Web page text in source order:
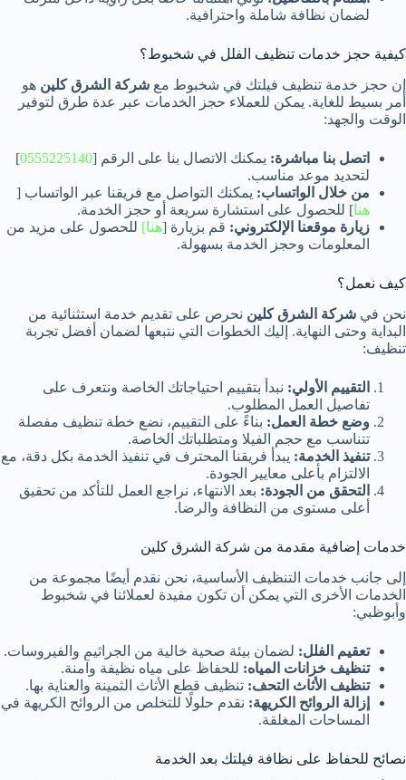
لضمان نظافة شاملة واحترافية.
كيفية حجز خدمات تنظيف الفلل في شخبوط؟
إن حجز خدمة تنظيف فيلتك في شخبوط مع شركة الشرق كلين هو
أمر بسيط للغاية. يمكن للعملاء حجز الخدمات عبر عدة طرق لتوفير
الوقت والجهد:
اتصل بنا مباشرة: يمكنك الاتصال بنا على الرقم [0555225140
]
لتحديد موعد مناسب.
من خلال الواتساب: يمكنك التواصل مع فريقنا عبر الواتساب [
هنا] للحصول على استشارة سريعة أو حجز الخدمة.
زيارة موقعنا الإلكتروني: قم بزيارة [هنا] للحصول على مزيد من
المعلومات وحجز الخدمة بسهولة.
كيف نعمل؟
نحن في شركة الشرق كلين نحرص على تقديم خدمة استثنائية من
البداية وحتى النهاية. إليك الخطوات التي نتبعها لضمان أفضل تجربة
تنظيف:
التقييم الأولي: نبدأ بتقييم احتياجاتك الخاصة ونتعرف على
تفاصيل العمل المطلوب.
وضع خطة العمل: بناءً على التقييم، نضع خطة تنظيف مفصلة
تتناسب مع حجم الفيلا ومتطلباتك الخاصة.
تنفيذ الخدمة: يبدأ فريقنا المحترف في تنفيذ الخدمة بكل دقة، مع
الالتزام بأعلى معايير الجودة.
التحقق من الجودة: بعد الانتهاء، نراجع العمل للتأكد من تحقيق
أعلى مستوى من النظافة والرضا.
خدمات إضافية مقدمة من شركة الشرق كلين
إلى جانب خدمات التنظيف الأساسية، نحن نقدم أيضًا مجموعة من
الخدمات الأخرى التي يمكن أن تكون مفيدة لعملائنا في شخبوط
وأبوظبي:
تعقيم الفلل: لضمان بيئة صحية خالية من الجراثيم والفيروسات.
تنظيف خزانات المياه: للحفاظ على مياه نظيفة وآمنة.
تنظيف الأثاث التحف: تنظيف قطع الأثاث الثمينة والعناية بها.
إزالة الروائح الكريهة: نقدم حلولًا للتخلص من الروائح الكريهة في
المساحات المغلقة.
نصائح للحفاظ على نظافة فيلتك بعد الخدمة